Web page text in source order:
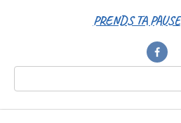
PRENDS TA PAUSE